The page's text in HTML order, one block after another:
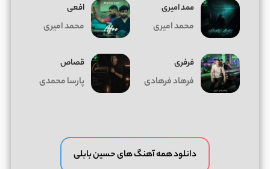
ممد امیری
محمد امیری
افعی
محمد امیری
فرفری
فرهاد فرهادی
قصاص
پارسا محمدی
دانلود همه آهنگ های حسین بابلی